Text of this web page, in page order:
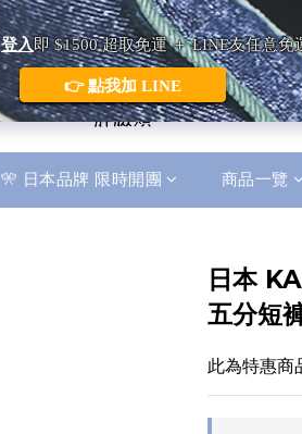
🎌 日本品牌 限時開團 商品一覽
日本
五分短
此為特惠商